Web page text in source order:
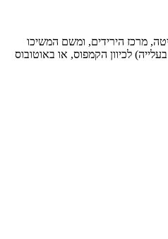
מרכז הירידים, ומשם המשיכו
לכיוון הקמפוס, או באוטובוס